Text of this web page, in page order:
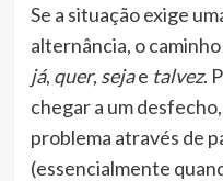
Se a situação exige
alternância, o
já, quer, sejae talvez.
chegar a um
problema através de
(essencialmente